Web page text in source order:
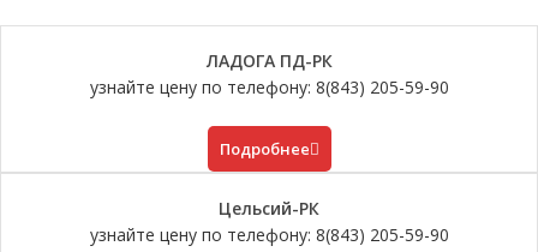
ЛАДОГА ПД-РК
узнайте цену по телефону: 8(843) 205-59-90
Подробнее
Цельсий-РК
узнайте цену по телефону: 8(843) 205-59-90